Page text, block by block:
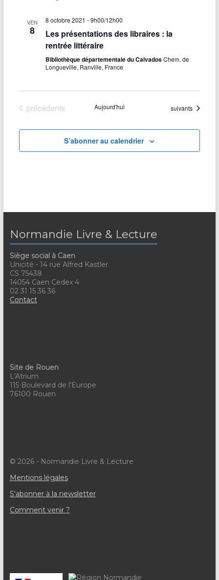
VEN
8
8 octobre 2021 - 9h00/12h00
Les présentations des libraires : la
rentrée littéraire
Bibliothèque départementale du CalvadosChem. de
Longueville, Ranville, France
Évènements
précédents Aujourd'hui Évènements
suivants
S’abonner au calendrier
Normandie Livre & Lecture
Siège social à Caen
Unicité - 14 rue Alfred Kastler
CS 75438
14054 Caen Cedex 4
02 31 15 36 36
Contact
Site de Rouen
L'Atrium
115 Boulevard de l'Europe
76100 Rouen
© 2026 - Normandie Livre & Lecture
Mentions légales
S'abonner à la newsletter
Comment venir ?